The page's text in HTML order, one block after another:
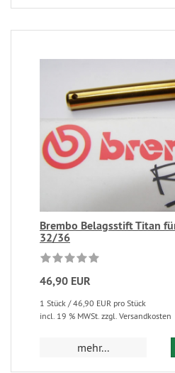
Brembo Belagsstift Titan
32/36
46,90 EUR
1 Stück / 46,90 EUR pro Stück
incl. 19 % MWSt. zzgl. Versandkosten
mehr...